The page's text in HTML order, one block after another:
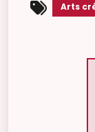
Arts